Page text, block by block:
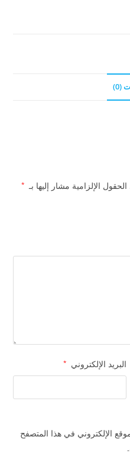
(0)
الحقول الإلزامية مشار إليها بـ *
البريد الإلكتروني *
الإلكتروني في هذا المتصفح